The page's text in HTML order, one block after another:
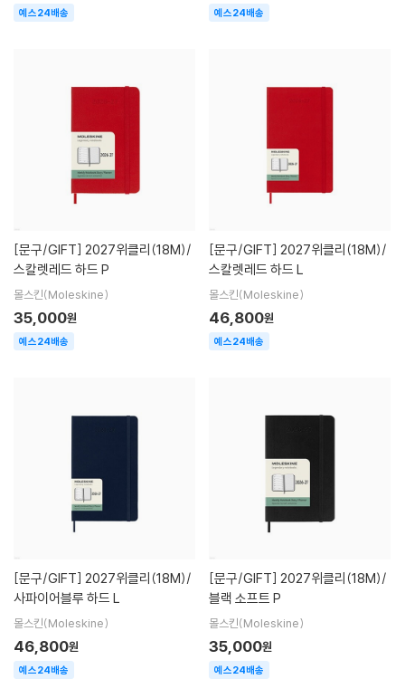
예스24배송 예스24배송
[문구/GIFT]
스칼렛레드 하드 P
몰스킨(Moleskine)
35,000원
예스24배송
[문구/GIFT]
스칼렛레드 하드 L
몰스킨(Moleskine)
46,800원
예스24배송
[문구/GIFT]
사파이어블루 하드 L
몰스킨(Moleskine)
46,800원
예스24배송
[문구/GIFT]
블랙 소프트 P
몰스킨(Moleskine)
35,000원
예스24배송